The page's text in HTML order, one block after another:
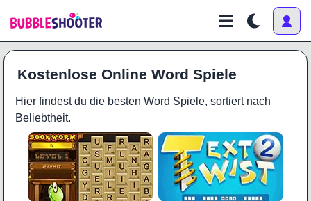
Kostenlose Online Word Spiele
Hier findest du die besten Word Spiele, sortiert nach
Beliebtheit.